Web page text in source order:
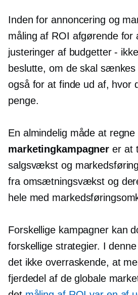
Inden for annoncering og
måling af ROI afgørende
justeringer af budgetter -
beslutte, om de skal
også for at finde ud af, hvor
penge.
En almindelig måde at regne
marketingkampagner er at
salgsvækst og
fra omsætningsvækst og
hele med
Forskellige kampagner kan
forskellige strategier. I
det ikke overraskende, at
fjerdedel af de globale